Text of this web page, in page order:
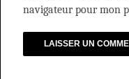
navigateur pour mon